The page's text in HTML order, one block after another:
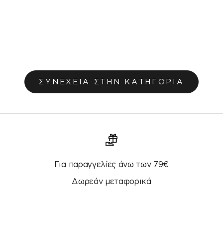
ΣΥΝΕΧΕΙΑ ΣΤΗΝ ΚΑΤΗΓΟΡΙΑ
Για παραγγελίες άνω των 79€
Δωρεάν μεταφορικά